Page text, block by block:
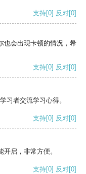
支持[0] 反对[0]
也会出现卡顿的情况，希
支持[0] 反对[0]
习者交流学习心得。
支持[0] 反对[0]
启，非常方便。
支持[0] 反对[0]